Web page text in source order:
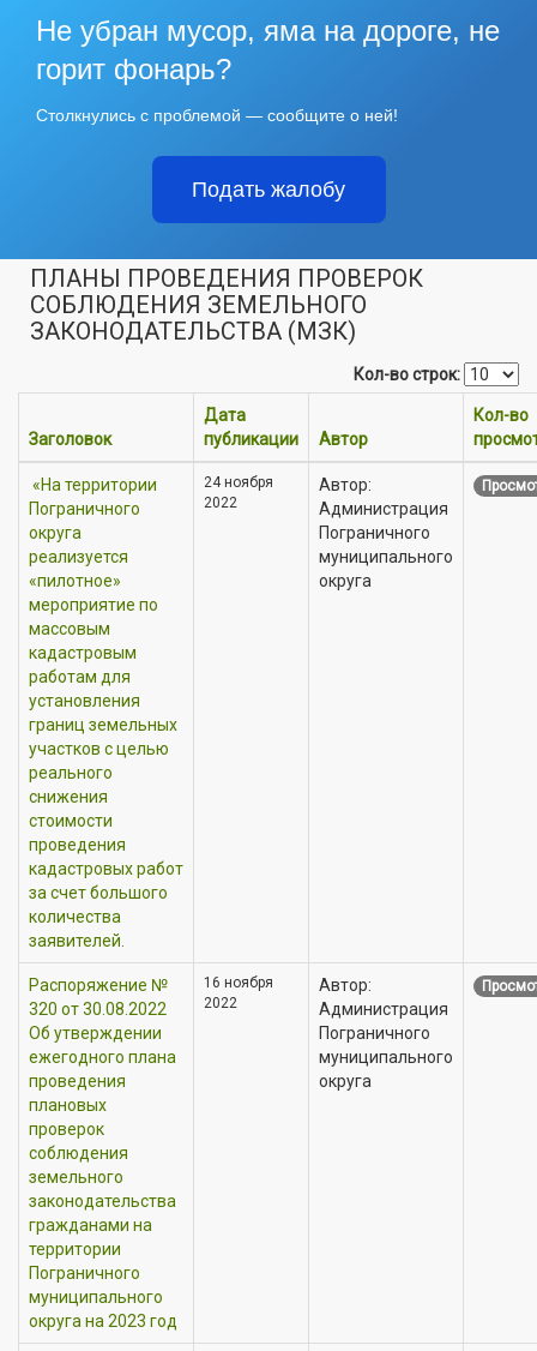
Не убран мусор, яма на дороге, не
горит фонарь?
Столкнулись с проблемой — сообщите о ней!
Подать жалобу
ПЛАНЫ ПРОВЕДЕНИЯ ПРОВЕРОК
СОБЛЮДЕНИЯ ЗЕМЕЛЬНОГО
ЗАКОНОДАТЕЛЬСТВА (МЗК)
Кол-во строк:
Заголовок
Дата
публикации
Автор
Кол-во
«На территории
Пограничного
округа
реализуется
«пилотное»
мероприятие по
массовым
кадастровым
работам для
установления
границ земельных
участков с целью
реального
снижения
стоимости
проведения
кадастровых работ
за счет большого
количества
заявителей.
24 ноября
2022
Автор:
Администрация
Пограничного
муниципального
округа
Распоряжение №
320 от 30.08.2022
Об утверждении
ежегодного плана
проведения
плановых
проверок
соблюдения
земельного
законодательства
гражданами на
территории
Пограничного
муниципального
округа на 2023 год
16 ноября
2022
Автор:
Администрация
Пограничного
муниципального
округа